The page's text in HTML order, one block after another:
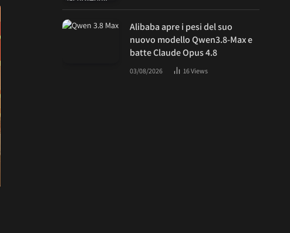
Alibaba apre i pesi del suo
nuovo modello Qwen3.8-Max e
batte Claude Opus 4.8
03/08/2026 16Views